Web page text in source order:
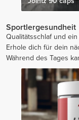
Sportlergesundheit
Qualitätsschlaf und
Erhole dich für dein
Während des Tages